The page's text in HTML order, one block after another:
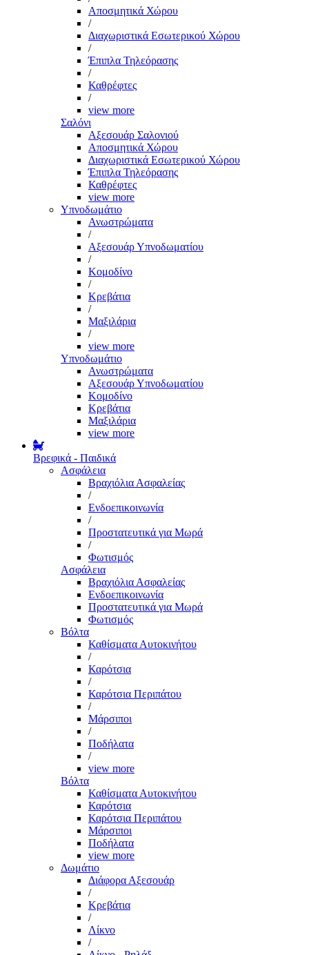
Αποσμητικά Χώρου
/
Διαχωριστικά Εσωτερικού Χώρου
/
Έπιπλα Τηλεόρασης
/
Καθρέφτες
/
view more
Σαλόνι
Αξεσουάρ Σαλονιού
Αποσμητικά Χώρου
Διαχωριστικά Εσωτερικού Χώρου
Έπιπλα Τηλεόρασης
Καθρέφτες
view more
Υπνοδωμάτιο
Ανωστρώματα
/
Αξεσουάρ Υπνοδωματίου
/
Κομοδίνο
/
Κρεβάτια
/
Μαξιλάρια
/
view more
Υπνοδωμάτιο
Ανωστρώματα
Αξεσουάρ Υπνοδωματίου
Κομοδίνο
Κρεβάτια
Μαξιλάρια
view more
Βρεφικά - Παιδικά
Ασφάλεια
Βραχιόλια Ασφαλείας
/
Ενδοεπικοινωνία
/
Προστατευτικά για Μωρά
/
Φωτισμός
Ασφάλεια
Βραχιόλια Ασφαλείας
Ενδοεπικοινωνία
Προστατευτικά για Μωρά
Φωτισμός
Βόλτα
Καθίσματα Αυτοκινήτου
/
Καρότσια
/
Καρότσια Περιπάτου
/
Μάρσιποι
/
Ποδήλατα
/
view more
Βόλτα
Καθίσματα Αυτοκινήτου
Καρότσια
Καρότσια Περιπάτου
Μάρσιποι
Ποδήλατα
view more
Δωμάτιο
Διάφορα Αξεσουάρ
/
Κρεβάτια
/
Λίκνο
/